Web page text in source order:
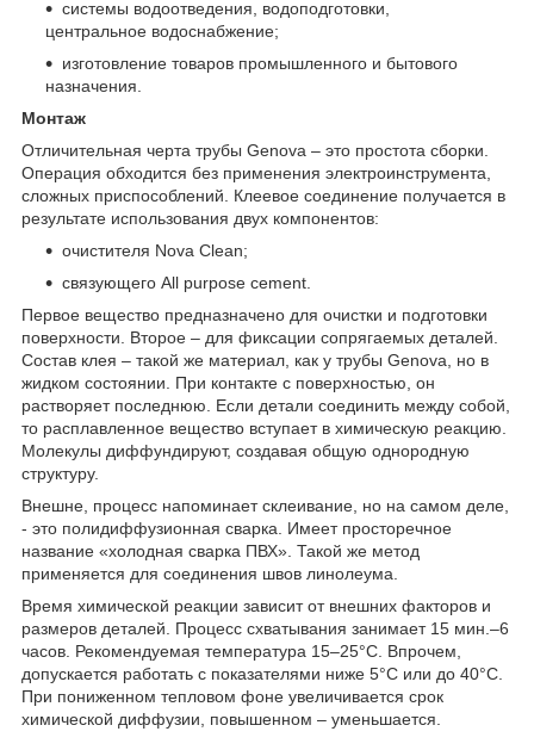
системы водоотведения, водоподготовки,
центральное водоснабжение;
изготовление товаров промышленного и бытового
назначения.
Монтаж
Отличительная черта трубы Genova – это простота сборки.
Операция обходится без применения электроинструмента,
сложных приспособлений. Клеевое соединение получается в
результате использования двух компонентов:
очистителя Nova Clean;
связующего All purpose cement.
Первое вещество предназначено для очистки и подготовки
поверхности. Второе – для фиксации сопрягаемых деталей.
Состав клея – такой же материал, как у трубы Genova, но в
жидком состоянии. При контакте с поверхностью, он
растворяет последнюю. Если детали соединить между собой,
то расплавленное вещество вступает в химическую реакцию.
Молекулы диффундируют, создавая общую однородную
структуру.
Внешне, процесс напоминает склеивание, но на самом деле,
- это полидиффузионная сварка. Имеет просторечное
название «холодная сварка ПВХ». Такой же метод
применяется для соединения швов линолеума.
Время химической реакции зависит от внешних факторов и
размеров деталей. Процесс схватывания занимает 15 мин.–6
часов. Рекомендуемая температура 15–25°C. Впрочем,
допускается работать с показателями ниже 5°C или до 40°C.
При пониженном тепловом фоне увеличивается срок
химической диффузии, повышенном – уменьшается.